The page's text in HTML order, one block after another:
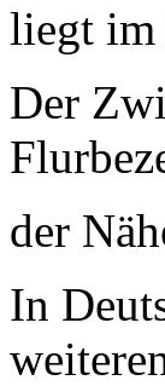
liegt im
Der
der
In